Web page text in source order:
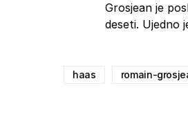
Grosjean je
deseti. Ujedno
haas romain-